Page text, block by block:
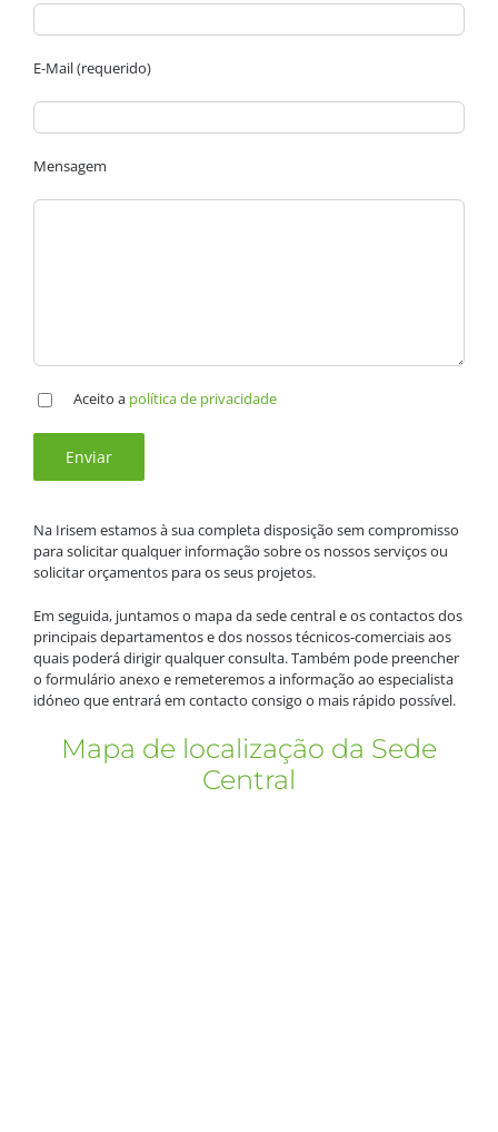
E-Mail (requerido)
Mensagem
Aceito a política de privacidade
Na Irisem estamos à sua completa disposição sem compromisso
para solicitar qualquer informação sobre os nossos serviços ou
solicitar orçamentos para os seus projetos.
Em seguida, juntamos o mapa da sede central e os contactos dos
principais departamentos e dos nossos técnicos-comerciais aos
quais poderá dirigir qualquer consulta. Também pode preencher
o formulário anexo e remeteremos a informação ao especialista
idóneo que entrará em contacto consigo o mais rápido possível.
Mapa de localização da Sede
Central